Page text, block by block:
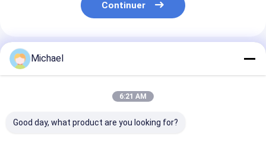
Continuer
Produits Recommandés
Michael
6:21 AM
Good day, what product are you looking for?